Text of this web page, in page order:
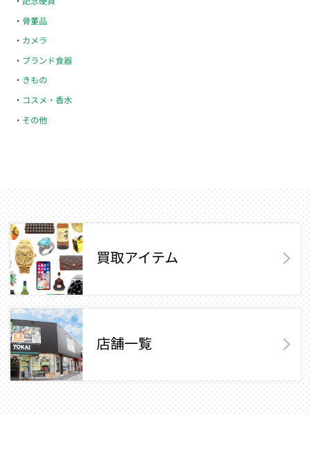
骨董品
カメラ
ブランド食器
きもの
コスメ・香水
その他
買取アイテム
店舗一覧